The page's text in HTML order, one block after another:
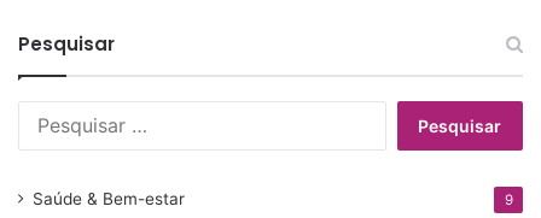
Pesquisar
Saúde & Bem-estar 9